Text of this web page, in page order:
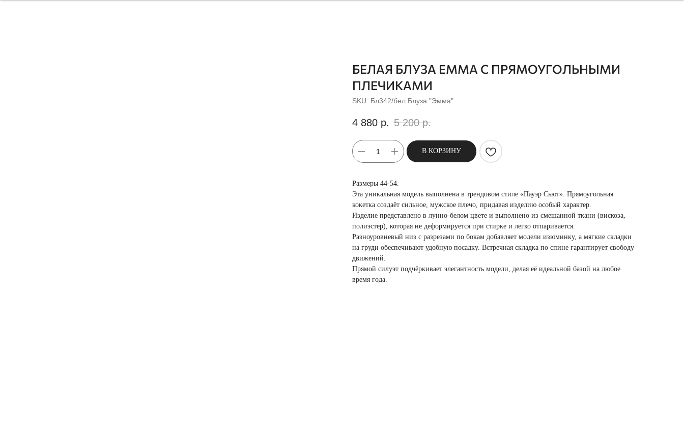
БЕЛАЯ БЛУЗА EMMA С ПРЯМОУГОЛЬНЫМИ
ПЛЕЧИКАМИ
SKU: Бл342/бел Блуза "Эмма"
4 880 р. 5 200 р.
В КОРЗИНУ
Размеры 44-54.
Эта уникальная модель выполнена в трендовом стиле «Пауэр Сьют». Прямоугольная
кокетка создаёт сильное, мужское плечо, придавая изделию особый характер.
Изделие представлено в лунно-белом цвете и выполнено из смешанной ткани (вискоза,
полиэстер), которая не деформируется при стирке и легко отпаривается.
Разноуровневый низ с разрезами по бокам добавляет модели изюминку, а мягкие складки
на груди обеспечивают удобную посадку. Встречная складка по спине гарантирует свободу
движений.
Прямой силуэт подчёркивает элегантность модели, делая её идеальной базой на любое
время года.